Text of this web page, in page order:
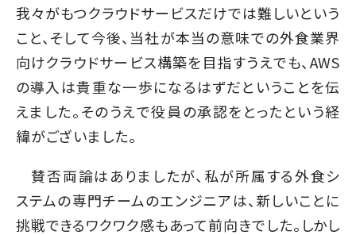
我々がもつクラウドサービスだけでは難しいという
こと、そして今後、当社が本当の意味での外食業界
向けクラウドサービス構築を目指すうえでも、AWS
の導入は貴重な一歩になるはずだということを伝
えました。そのうえで役員の承認をとったという経
緯がございました。
賛否両論はありましたが、私が所属する外食シ
ステムの専門チームのエンジニアは、新しいことに
挑戦できるワクワク感もあって前向きでした。しかし